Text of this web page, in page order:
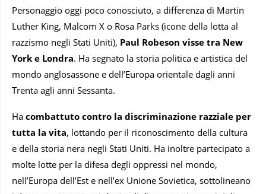
Personaggio oggi poco conosciuto, a differenza di Martin
Luther King, Malcom X o Rosa Parks (icone della lotta al
razzismo negli Stati Uniti), Paul Robeson visse tra New
York e Londra. Ha segnato la storia politica e artistica del
mondo anglosassone e dell’Europa orientale dagli anni
Trenta agli anni Sessanta.
Ha combattuto contro la discriminazione razziale per
tutta la vita, lottando per il riconoscimento della cultura
e della storia nera negli Stati Uniti. Ha inoltre partecipato a
molte lotte per la difesa degli oppressi nel mondo,
nell’Europa dell’Est e nell’ex Unione Sovietica, sottolineano